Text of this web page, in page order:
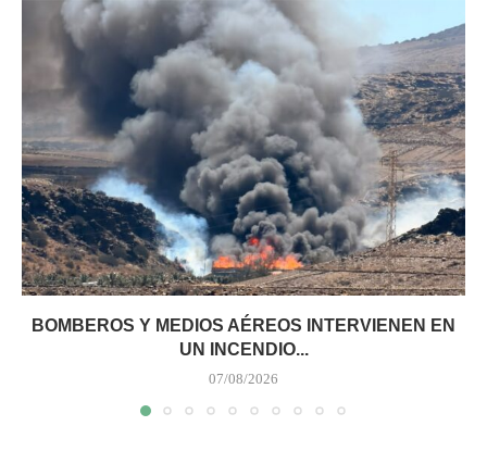
BOMBEROS Y MEDIOS AÉREOS INTERVIENEN EN
UN INCENDIO...
07/08/2026